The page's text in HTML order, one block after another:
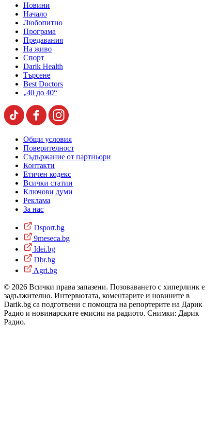
Новини
Начало
Любопитно
Програма
Предавания
На живо
Спорт
Darik Health
Търсене
Best Doctors
„40 до 40“
Общи условия
Поверителност
Съдържание от партньори
Контакти
Етичен кодекс
Всички статии
Ключови думи
Реклама
За нас
Dsport.bg
9meseca.bg
Idei.bg
Dbr.bg
Agri.bg
© 2026 Всички права запазени. Позоваването с хиперлинк е
задължително. Интервютата, коментарите и новините в
Darik.bg са подготвени с помощта на репортерите на Дарик
Радио и новинарските емисии на радиото. Снимки: Дарик
Радио.